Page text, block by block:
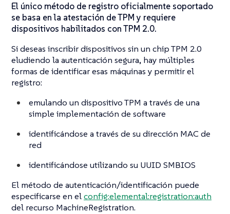
El único método de registro oficialmente soportado
se basa en la atestación de TPM y requiere
dispositivos habilitados con TPM 2.0.
Si deseas inscribir dispositivos sin un chip TPM 2.0
eludiendo la autenticación segura, hay múltiples
formas de identificaresas máquinas y permitir el
registro:
emulando un dispositivo TPM a través de una
simple implementación de software
identificándose a través de su dirección MAC de
red
identificándose utilizando su UUID SMBIOS
El método de autenticación/identificación puede
especificarse en elconfig:elemental:registration:auth
del recurso MachineRegistration.